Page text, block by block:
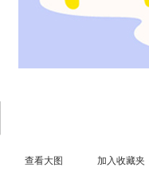
查看大图 加入收藏夹